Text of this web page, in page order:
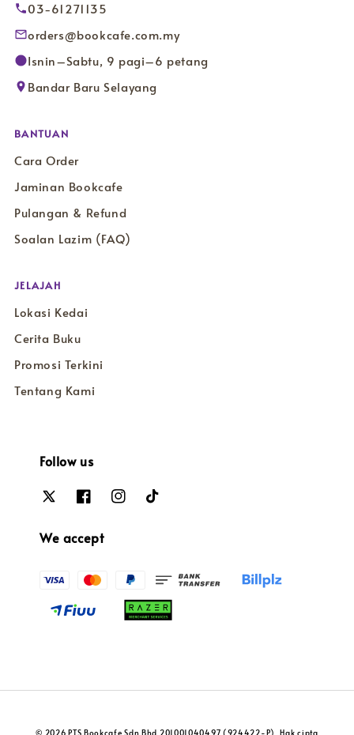
03-61271135
orders@bookcafe.com.my
Isnin–Sabtu, 9 pagi–6 petang
Bandar Baru Selayang
BANTUAN
Cara Order
Jaminan Bookcafe
Pulangan & Refund
Soalan Lazim (FAQ)
JELAJAH
Lokasi Kedai
Cerita Buku
Promosi Terkini
Tentang Kami
Follow us
We accept